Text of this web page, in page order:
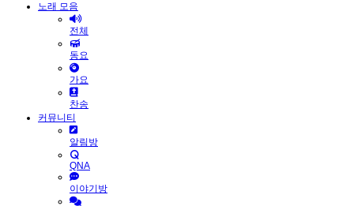
노래 모음
전체
동요
가요
찬송
커뮤니티
알림방
QNA
이야기방